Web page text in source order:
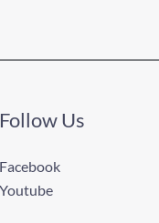
Follow Us
Facebook
Youtube